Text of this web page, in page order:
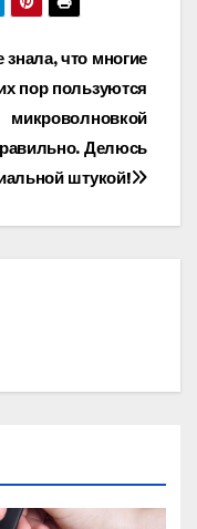
знала, что многие
пор пользуются
микроволновкой
Делюсь
штукой!